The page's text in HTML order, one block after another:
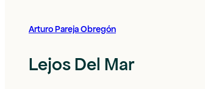
Arturo Pareja Obregón
Lejos Del Mar